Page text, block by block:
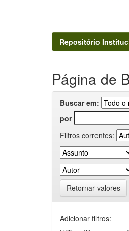
Repositório
Página de
Buscar em:
por
Filtros correntes:
Retornar valores
Adicionar filtros: